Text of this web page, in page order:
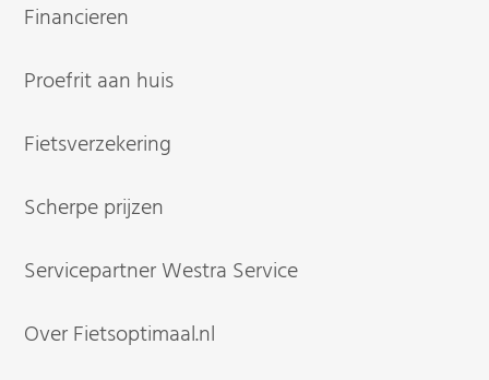
Financieren
Proefrit aan huis
Fietsverzekering
Scherpe prijzen
Servicepartner Westra Service
Over Fietsoptimaal.nl